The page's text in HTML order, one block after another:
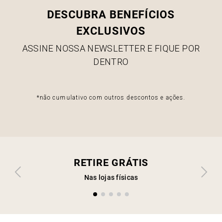
DESCUBRA BENEFÍCIOS
EXCLUSIVOS
ASSINE NOSSA NEWSLETTER E FIQUE POR
DENTRO
*não cumulativo com outros descontos e ações.
RETIRE GRÁTIS
Nas lojas físicas